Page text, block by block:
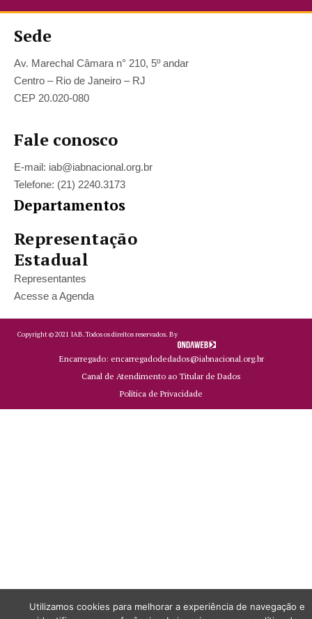
Sede
Av. Marechal Câmara n° 210, 5º andar
Centro – Rio de Janeiro – RJ
CEP 20.020-080
Fale conosco
E-mail: iab@iabnacional.org.br
Telefone: (21) 2240.3173
Departamentos
Representação
Estadual
Representantes
Acesse a Agenda
Copyright ©2021 IAB.Todos os direitos reservados. By
Encarregado: encarregadodedados@iabnacional.org.br
Canal de Atendimento ao Titular de Dados
Política de Privacidade
Utilizamos cookies para melhorar a experiência de navegação e